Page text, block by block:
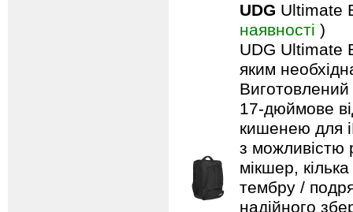
UDG Ultimate
наявності )
UDG Ultimate
яким
Виготовлений
17-дюймове
кишенею для
з можливістю
мікшер,
тембру /
надійного